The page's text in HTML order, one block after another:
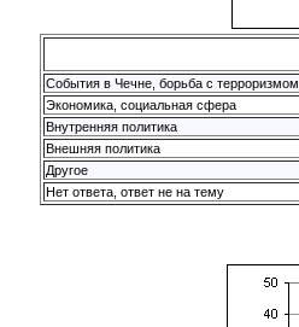
События в Чечне, борьба с терроризмом
Экономика, социальная сфера
Внутренняя политика
Внешняя политика
Другое
Нет ответа, ответ не на тему